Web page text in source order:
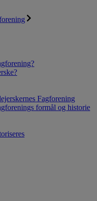
Fagforening
formål og historie